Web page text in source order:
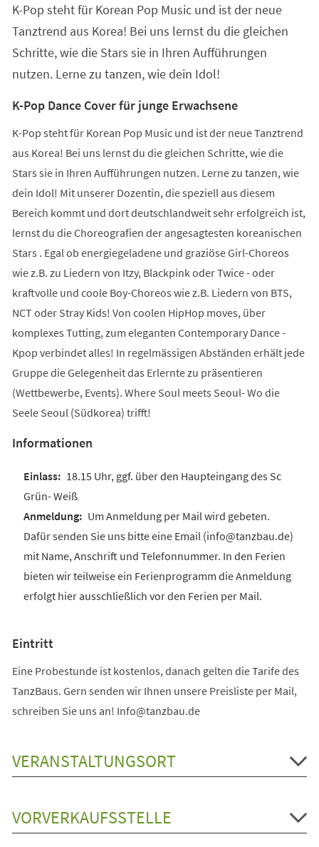
K-Pop steht für Korean Pop Music und ist der neue
Tanztrend aus Korea! Bei uns lernst du die gleichen
Schritte, wie die Stars sie in Ihren Aufführungen
nutzen. Lerne zu tanzen, wie dein Idol!
K-Pop Dance Cover für junge Erwachsene
K-Pop steht für Korean Pop Music und ist der neue Tanztrend
aus Korea! Bei uns lernst du die gleichen Schritte, wie die
Stars sie in Ihren Aufführungen nutzen. Lerne zu tanzen, wie
dein Idol! Mit unserer Dozentin, die speziell aus diesem
Bereich kommt und dort deutschlandweit sehr erfolgreich ist,
lernst du die Choreografien der angesagtesten koreanischen
Stars . Egal ob energiegeladene und graziöse Girl-Choreos
wie z.B. zu Liedern von Itzy, Blackpink oder Twice - oder
kraftvolle und coole Boy-Choreos wie z.B. Liedern von BTS,
NCT oder Stray Kids! Von coolen HipHop moves, über
komplexes Tutting, zum eleganten Contemporary Dance -
Kpop verbindet alles! In regelmässigen Abständen erhält jede
Gruppe die Gelegenheit das Erlernte zu präsentieren
(Wettbewerbe, Events). Where Soul meets Seoul- Wo die
Seele Seoul (Südkorea) trifft!
Informationen
18.15 Uhr, ggf. über den Haupteingang des Sc
Grün- Weiß
Um Anmeldung per Mail wird gebeten.
Dafür senden Sie uns bitte eine Email (info@tanzbau.de)
mit Name, Anschrift und Telefonnummer. In den Ferien
bieten wir teilweise ein Ferienprogramm die Anmeldung
erfolgt hier ausschließlich vor den Ferien per Mail.
Eintritt
Eine Probestunde ist kostenlos, danach gelten die Tarife des
TanzBaus. Gern senden wir Ihnen unsere Preisliste per Mail,
schreiben Sie uns an! Info@tanzbau.de
VERANSTALTUNGSORT
VORVERKAUFSSTELLE